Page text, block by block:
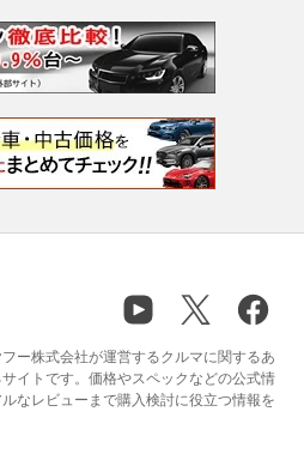
ー株式会社が運営するクルマに関するあ
イトです。価格やスペックなどの公式情
なレビューまで購入検討に役立つ情報を